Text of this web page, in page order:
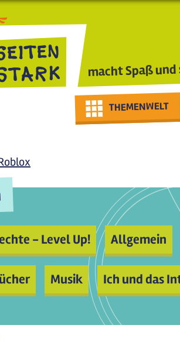
macht Spaß
THEMENWELT
- Level Up! Allgemein
Musik Ich und das